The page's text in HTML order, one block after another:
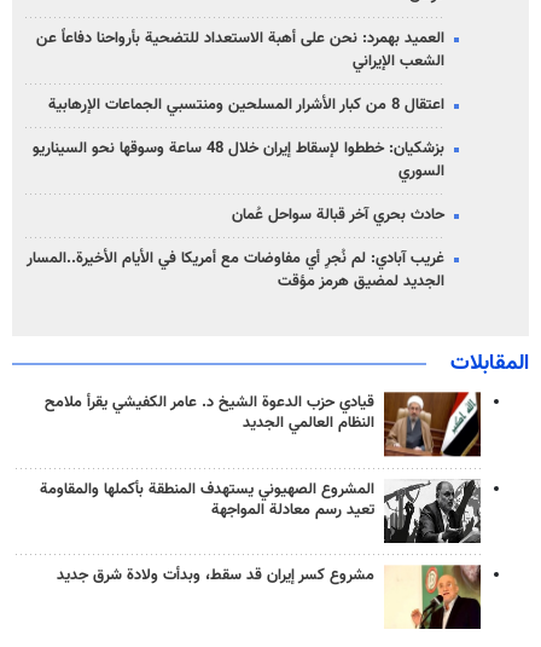
العميد بهمرد: نحن على أهبة الاستعداد للتضحية بأرواحنا دفاعاً عن
الشعب الإيراني
اعتقال 8 من كبار الأشرار المسلحين ومنتسبي الجماعات الإرهابية
بزشكيان: خططوا لإسقاط إيران خلال 48 ساعة وسوقها نحو السيناريو
السوري
حادث بحري آخر قبالة سواحل عُمان
غريب آبادي: لم نُجرِ أي مفاوضات مع أمريكا في الأيام الأخيرة..المسار
الجديد لمضيق هرمز مؤقت
المقابلات
قيادي حزب الدعوة الشيخ د. عامر الكفيشي يقرأ ملامح
النظام العالمي الجديد
المشروع الصهيوني يستهدف المنطقة بأكملها والمقاومة
تعيد رسم معادلة المواجهة
مشروع كسر إيران قد سقط، وبدأت ولادة شرق جديد